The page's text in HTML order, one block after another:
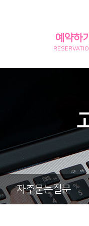
예약하기
자주묻는질문